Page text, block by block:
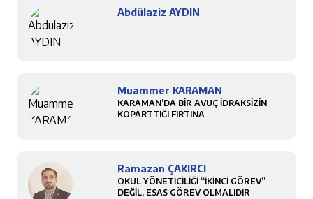
Abdülaziz AYDIN
Muammer KARAMAN
KARAMAN’DA BİR AVUÇ İDRAKSİZİN
KOPARTTIĞI FIRTINA
Ramazan ÇAKIRCI
OKUL YÖNETİCİLİĞİ “İKİNCİ GÖREV”
DEĞİL, ESAS GÖREV OLMALIDIR